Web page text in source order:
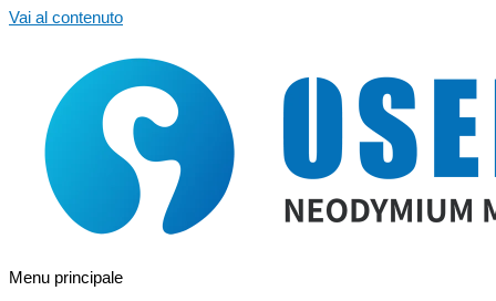
Vai al contenuto
Menu principale